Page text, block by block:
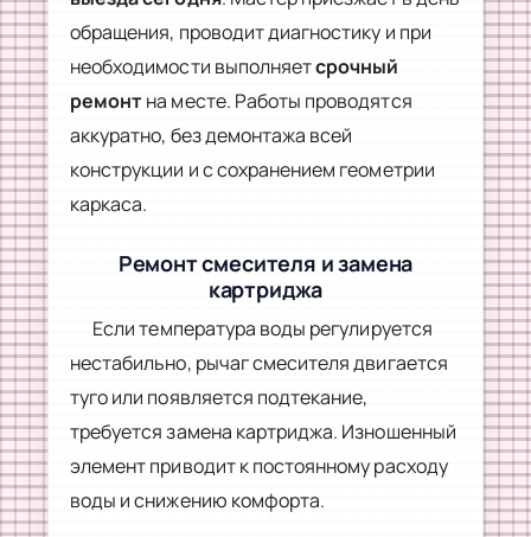
обращения, проводит диагностику и при
необходимости выполняетсрочный
ремонтна месте. Работы проводятся
аккуратно, без демонтажа всей
конструкции и с сохранением геометрии
каркаса.
Ремонт смесителя и замена
картриджа
Если температура воды регулируется
нестабильно, рычаг смесителя двигается
туго или появляется подтекание,
требуется замена картриджа. Изношенный
элемент приводит к постоянному расходу
воды и снижению комфорта.